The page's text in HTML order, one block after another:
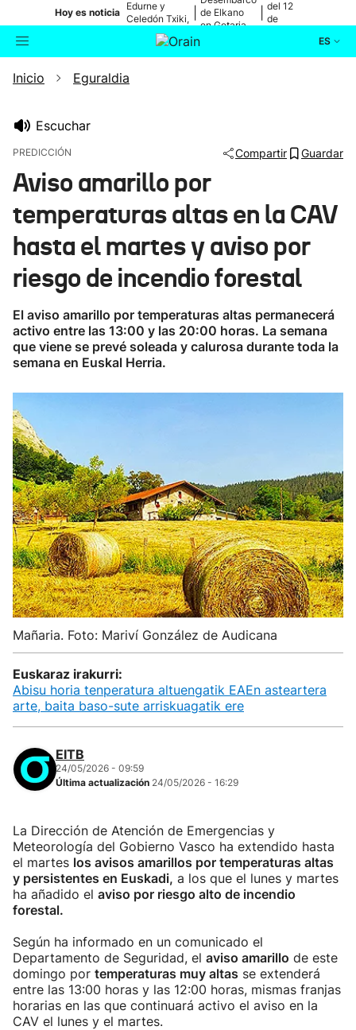
Hoy es noticia
Edurne y
Celedón Txiki,
en directo
de Elkano
en Getaria
del 12
de
ES
Buscador
Ikusmiran
Eguraldia
Inicio Eguraldia
Escuchar
PREDICCIÓN Compartir Guardar
Aviso amarillo por
temperaturas altas en la CAV
hasta el martes y aviso por
riesgo de incendio forestal
El aviso amarillo por temperaturas altas permanecerá
activo entre las 13:00 y las 20:00 horas. La semana
que viene se prevé soleada y calurosa durante toda la
semana en Euskal Herria.
Mañaria. Foto: Mariví González de Audicana
Euskaraz irakurri:
Abisu horia tenperatura altuengatik EAEn asteartera
arte, baita baso-sute arriskuagatik ere
EITB
24/05/2026 - 09:59
Última actualización 24/05/2026 - 16:29
La Dirección de Atención de Emergencias y
Meteorología del Gobierno Vasco ha extendido hasta
el martes los avisos amarillos por temperaturas altas
y persistentes en Euskadi, a los que el lunes y martes
ha añadido el aviso por riesgo alto de incendio
forestal.
Según ha informado en un comunicado el
Departamento de Seguridad, el aviso amarillo de este
domingo por temperaturas muy altas se extenderá
entre las 13:00 horas y las 12:00 horas, mismas franjas
horarias en las que continuará activo el aviso en la
CAV el lunes y el martes.